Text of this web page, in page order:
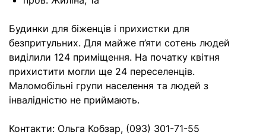
Будинки для біженців і прихистки для
безпритульних. Для майже п’яти сотень людей
виділили 124 приміщення. На початку квітня
прихистити могли ще 24 переселенців.
Маломобільні групи населення та людей з
інвалідністю не приймають.
Контакти: Ольга Кобзар, (093) 301-71-55